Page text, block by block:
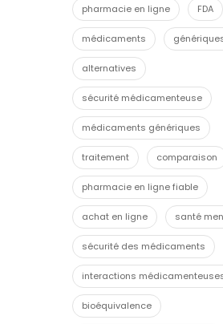
pharmacie en ligne FDA
médicaments
alternatives
sécurité médicamenteuse
médicaments génériques
traitement comparaison
pharmacie en ligne fiable
achat en ligne santé
sécurité des médicaments
interactions
bioéquivalence